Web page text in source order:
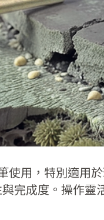
登入
註冊新會員
使用LINE登入
使用，特別適用
完成度。操作靈